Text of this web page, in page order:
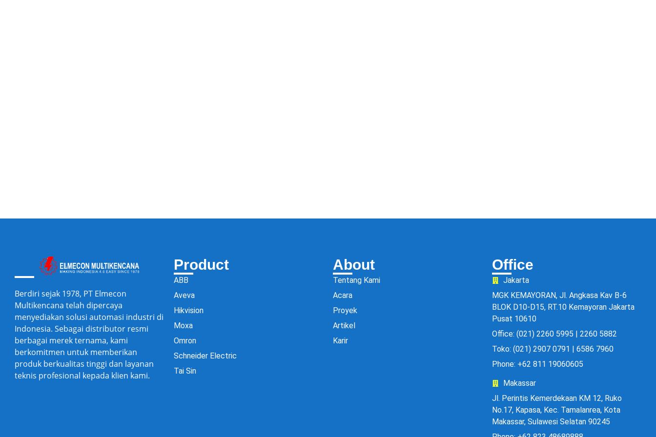
Berdiri sejak 1978, PT Elmecon
Multikencana telah dipercaya
menyediakan solusi automasi industri di
Indonesia. Sebagai distributor resmi
berbagai merek ternama, kami
berkomitmen untuk memberikan
produk berkualitas tinggi dan layanan
teknis profesional kepada klien kami.
Product
ABB
Aveva
Hikvision
Moxa
Omron
Schneider Electric
Tai Sin
About
Tentang Kami
Acara
Proyek
Artikel
Karir
Office
Jakarta
MGK KEMAYORAN, Jl. Angkasa Kav B-6
BLOK D10-D15, RT.10 Kemayoran Jakarta
Pusat 10610
Office: (021) 2260 5995 | 2260 5882
Toko: (021) 2907 0791 | 6586 7960
Phone: +62 811 19060605
Makassar
Jl. Perintis Kemerdekaan KM 12, Ruko
No.17, Kapasa, Kec. Tamalanrea, Kota
Makassar, Sulawesi Selatan 90245